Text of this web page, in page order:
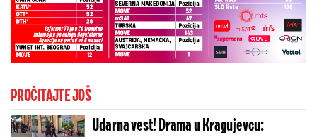
PROČITAJTE JOŠ
Udarna vest! Drama u Kragujevcu: